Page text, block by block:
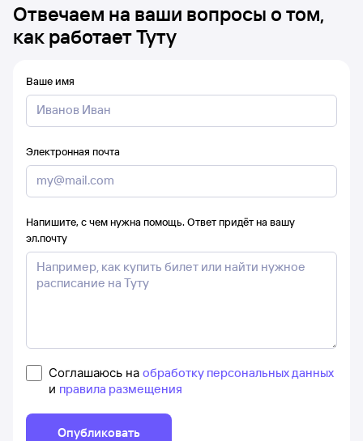
Отвечаем на ваши вопросы о том,
как работает Туту
Ваше имя
Электронная почта
Напишите, с чем нужна помощь. Ответ придёт на вашу
эл.почту
Соглашаюсь на обработку персональных данных
и правила размещения
Опубликовать